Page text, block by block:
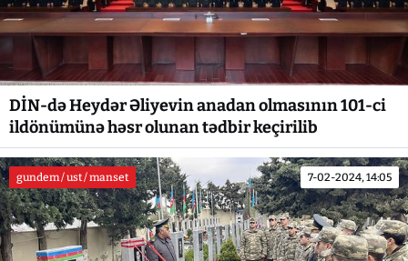
DİN-də Heydər Əliyevin anadan olmasının 101-ci
ildönümünə həsr olunan tədbir keçirilib
gundem / ust / manset 7-02-2024, 14:05